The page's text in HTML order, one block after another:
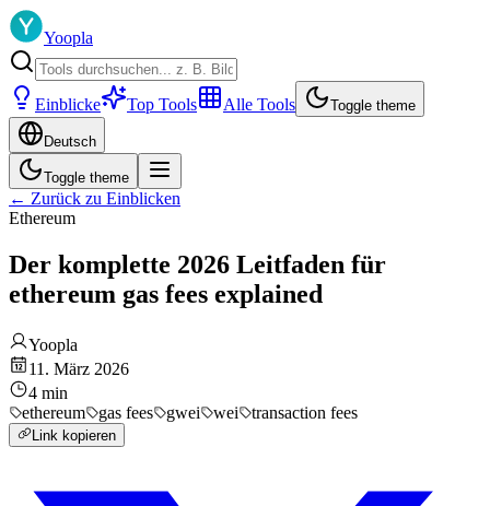
Yoopla
Einblicke Top Tools Alle Tools Toggle theme
Deutsch
Toggle theme
← Zurück zu Einblicken
Ethereum
Der komplette 2026 Leitfaden für
ethereum gas fees explained
Yoopla
11. März 2026
4 min
ethereum
gas fees gwei wei transaction fees
Link kopieren